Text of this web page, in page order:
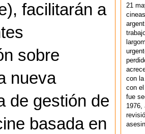
facilitarán a
sobre
nueva
de gestión de
basada en
21
con
con
fue
1976,